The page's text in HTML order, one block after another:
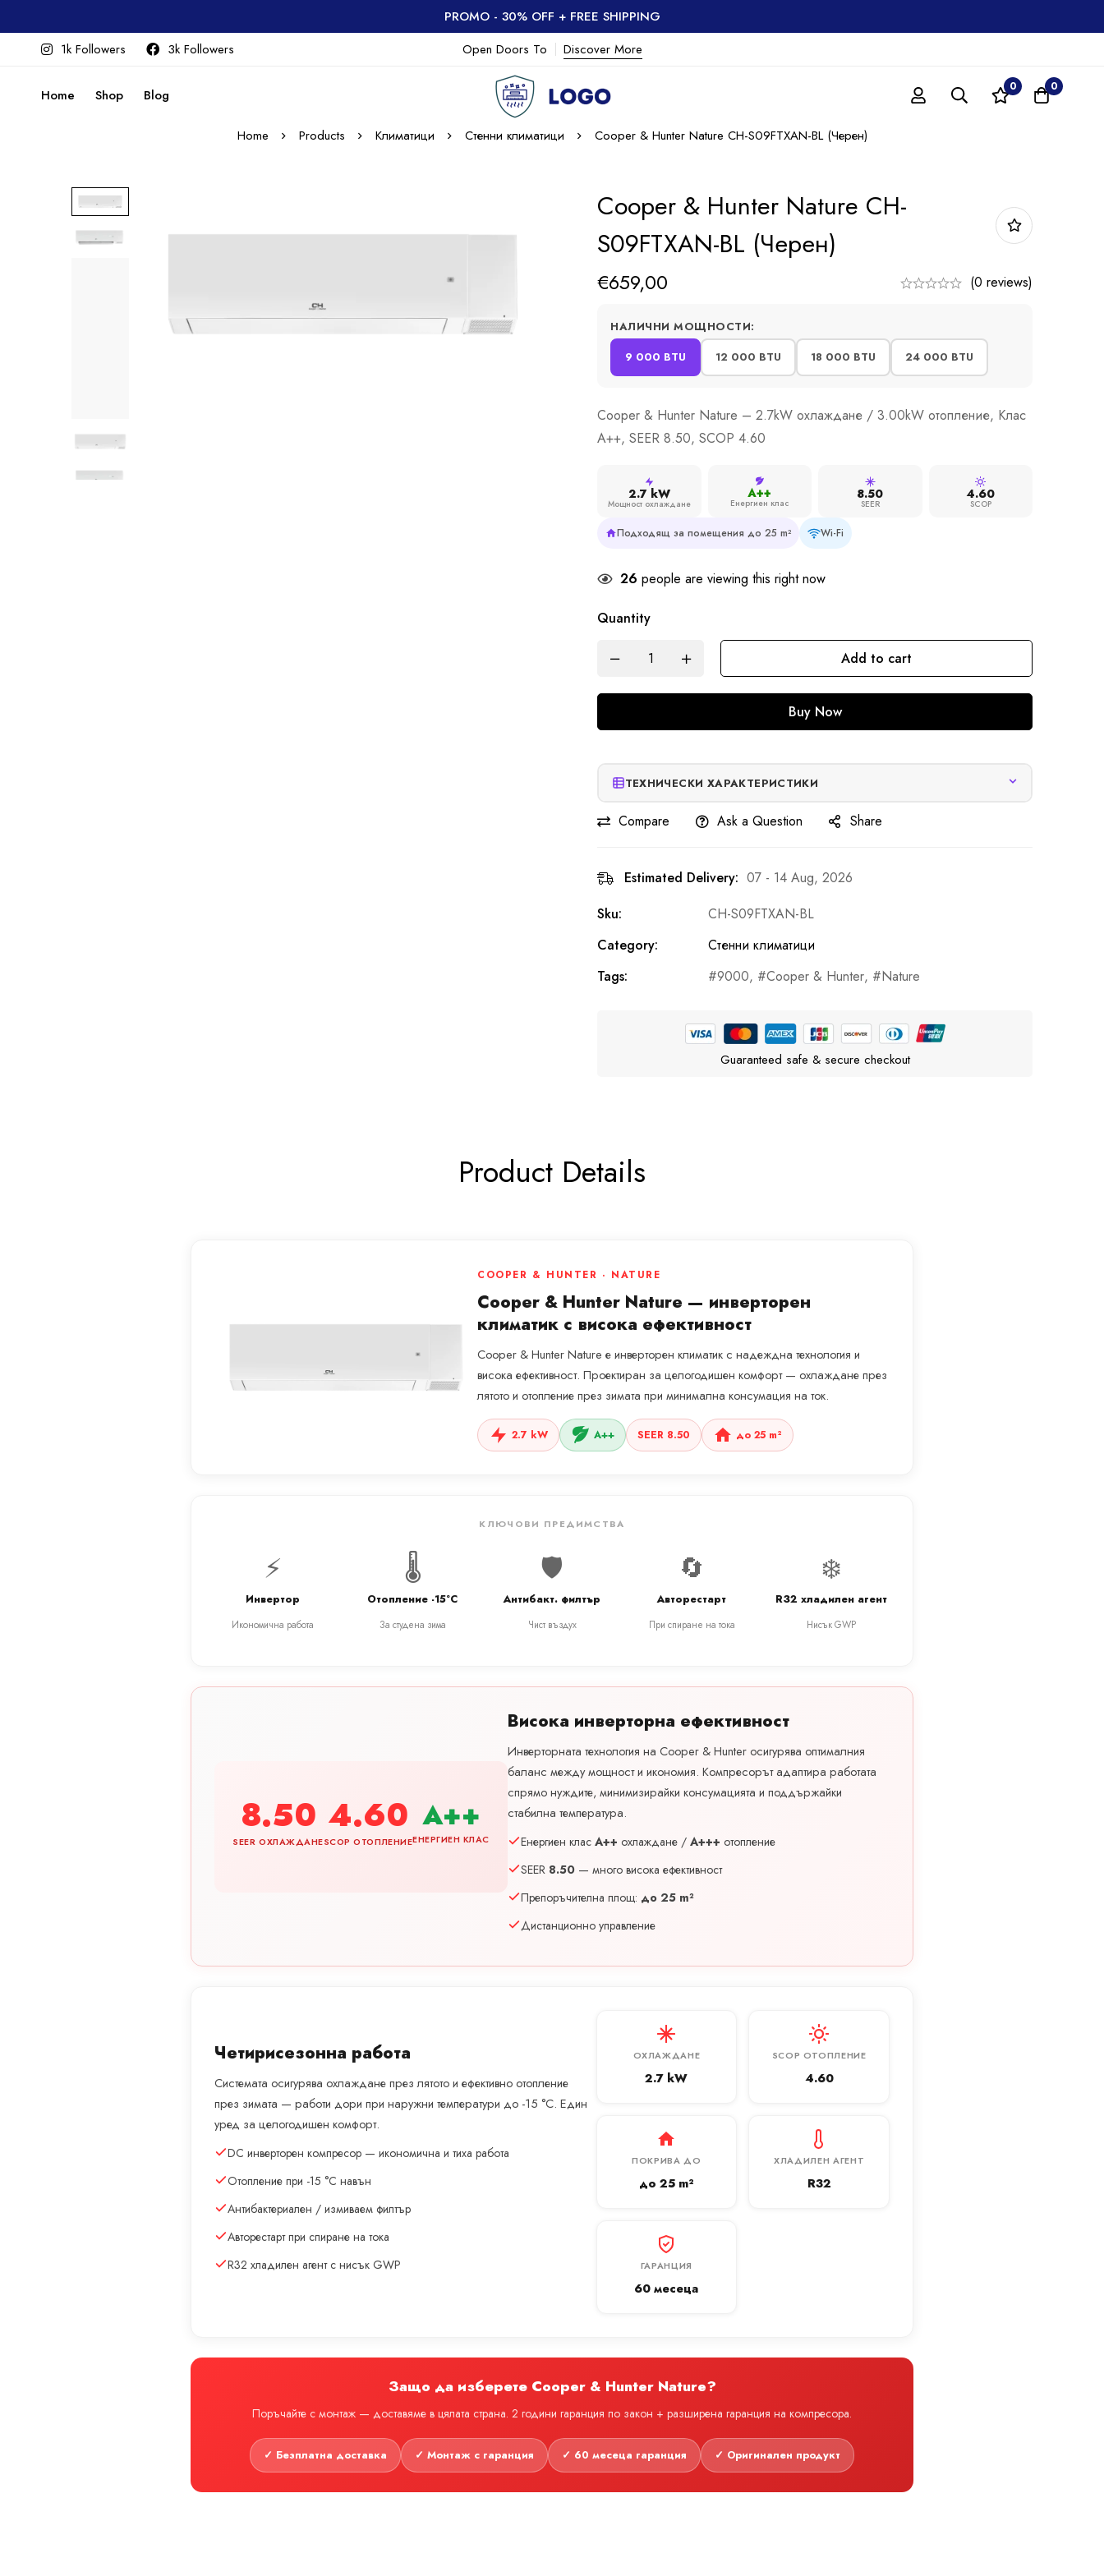
PROMO - 30% OFF + FREE SHIPPING
1k Followers
3k Followers Open Doors To Discover More
Home Shop Blog 0 0
Home Products Климатици Стенни климатици Cooper & Hunter Nature CH-S09FTXAN-BL (Черен)
Cooper & Hunter Nature CH-
S09FTXAN-BL (Черен)
€659,00 (0 reviews)
НАЛИЧНИ МОЩНОСТИ:
9 000 BTU
12 000 BTU 18 000 BTU 24 000 BTU
Cooper & Hunter Nature – 2.7kW охлаждане / 3.00kW отопление, Клас
A++, SEER 8.50, SCOP 4.60
2.7 kW
Мощност охлаждане
A++
Енергиен клас
8.50
SEER
4.60
SCOP
Подходящ за помещения до 25 m² Wi-Fi
26 people are viewing this right now
Quantity
Add to cart
Buy Now
ТЕХНИЧЕСКИ ХАРАКТЕРИСТИКИ
Compare Ask a Question Share
Estimated Delivery: 07 - 14 Aug, 2026
Sku:
CH-S09FTXAN-BL
Category:
Стенни климатици
Tags:
9000, Cooper & Hunter, Nature
Guaranteed safe & secure checkout
Product Details
COOPER & HUNTER · NATURE
Cooper & Hunter Nature — инверторен
климатик с висока ефективност
Cooper & Hunter Nature е инверторен климатик с надеждна технология и
висока ефективност. Проектиран за целогодишен комфорт — охлаждане през
лятото и отопление през зимата при минимална консумация на ток.
2.7 kW A++ SEER 8.50 до 25 m²
КЛЮЧОВИ ПРЕДИМСТВА
⚡
Инвертор
Икономична работа
🌡️
Отопление -15°C
За студена зима
🛡️
Антибакт. филтър
Чист въздух
🔄
Авторестарт
При спиране на тока
❄️
R32 хладилен агент
Нисък GWP
8.50
SEER ОХЛАЖДАНЕ
4.60
SCOP ОТОПЛЕНИЕ
A++
ЕНЕРГИЕН КЛАС
Висока инверторна ефективност
Инверторната технология на Cooper & Hunter осигурява оптималния
баланс между мощност и икономия. Компресорът адаптира работата
спрямо нуждите, минимизирайки консумацията и поддържайки
стабилна температура.
Енергиен класA++ охлаждане /A+++ отопление
SEER 8.50 — много висока ефективност
Препоръчителна площ: до 25 m²
Дистанционно управление
Четирисезонна работа
Системата осигурява охлаждане през лятото и ефективно отопление
през зимата — работи дори при наружни температури до -15 °C. Един
уред за целогодишен комфорт.
DC инверторен компресор — икономична и тиха работа
Отопление при -15 °C навън
Антибактериален / измиваем филтър
Авторестарт при спиране на тока
R32 хладилен агент с нисък GWP
ОХЛАЖДАНЕ
2.7 kW
SCOP ОТОПЛЕНИЕ
4.60
ПОКРИВА ДО
до 25 m²
ХЛАДИЛЕН АГЕНТ
R32
ГАРАНЦИЯ
60 месеца
Защо да изберете Cooper & Hunter Nature?
Поръчайте с монтаж — доставяме в цялата страна. 2 години гаранция по закон + разширена гаранция на компресора.
✓ Безплатна доставка ✓ Монтаж с гаранция ✓ 60 месеца гаранция ✓ Оригинален продукт